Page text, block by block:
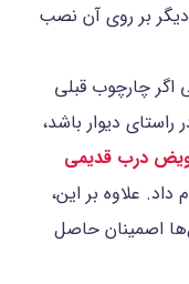
بر روی آن نصب
اگر چارچوب قبلی
راستای دیوار باشد،
درب قدیمی
داد. علاوه بر این،
اصمینان حاصل